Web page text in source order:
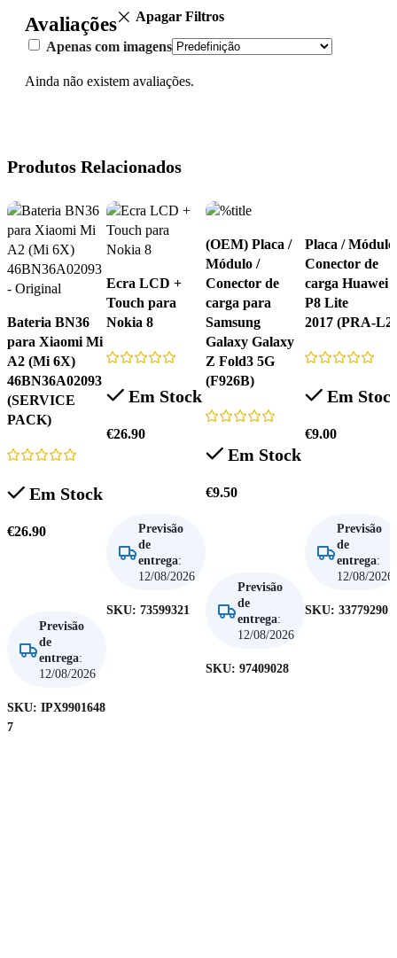
Avaliações Apagar Filtros
Apenas com imagens
Ainda não existem avaliações.
Produtos Relacionados
Bateria BN36
para Xiaomi Mi
A2 (Mi 6X)
46BN36A02093
(SERVICE
PACK)
Em Stock
€26.90
Previsão
de
entrega:
12/08/2026
SKU: IPX9901648
7
Ecra LCD +
Touch para
Nokia 8
Em Stock
€26.90
Previsão
de
entrega:
12/08/2026
SKU: 73599321
(OEM) Placa /
Módulo /
Conector de
carga para
Samsung
Galaxy Galaxy
Z Fold3 5G
(F926B)
Em Stock
€9.50
Previsão
de
entrega:
12/08/2026
SKU: 97409028
Placa /
Conector de
carga Huawei
P8 Lite
2017 (PRA-
Em
€9.00
Previsão
de
entrega:
12/08/2026
SKU: 33779290